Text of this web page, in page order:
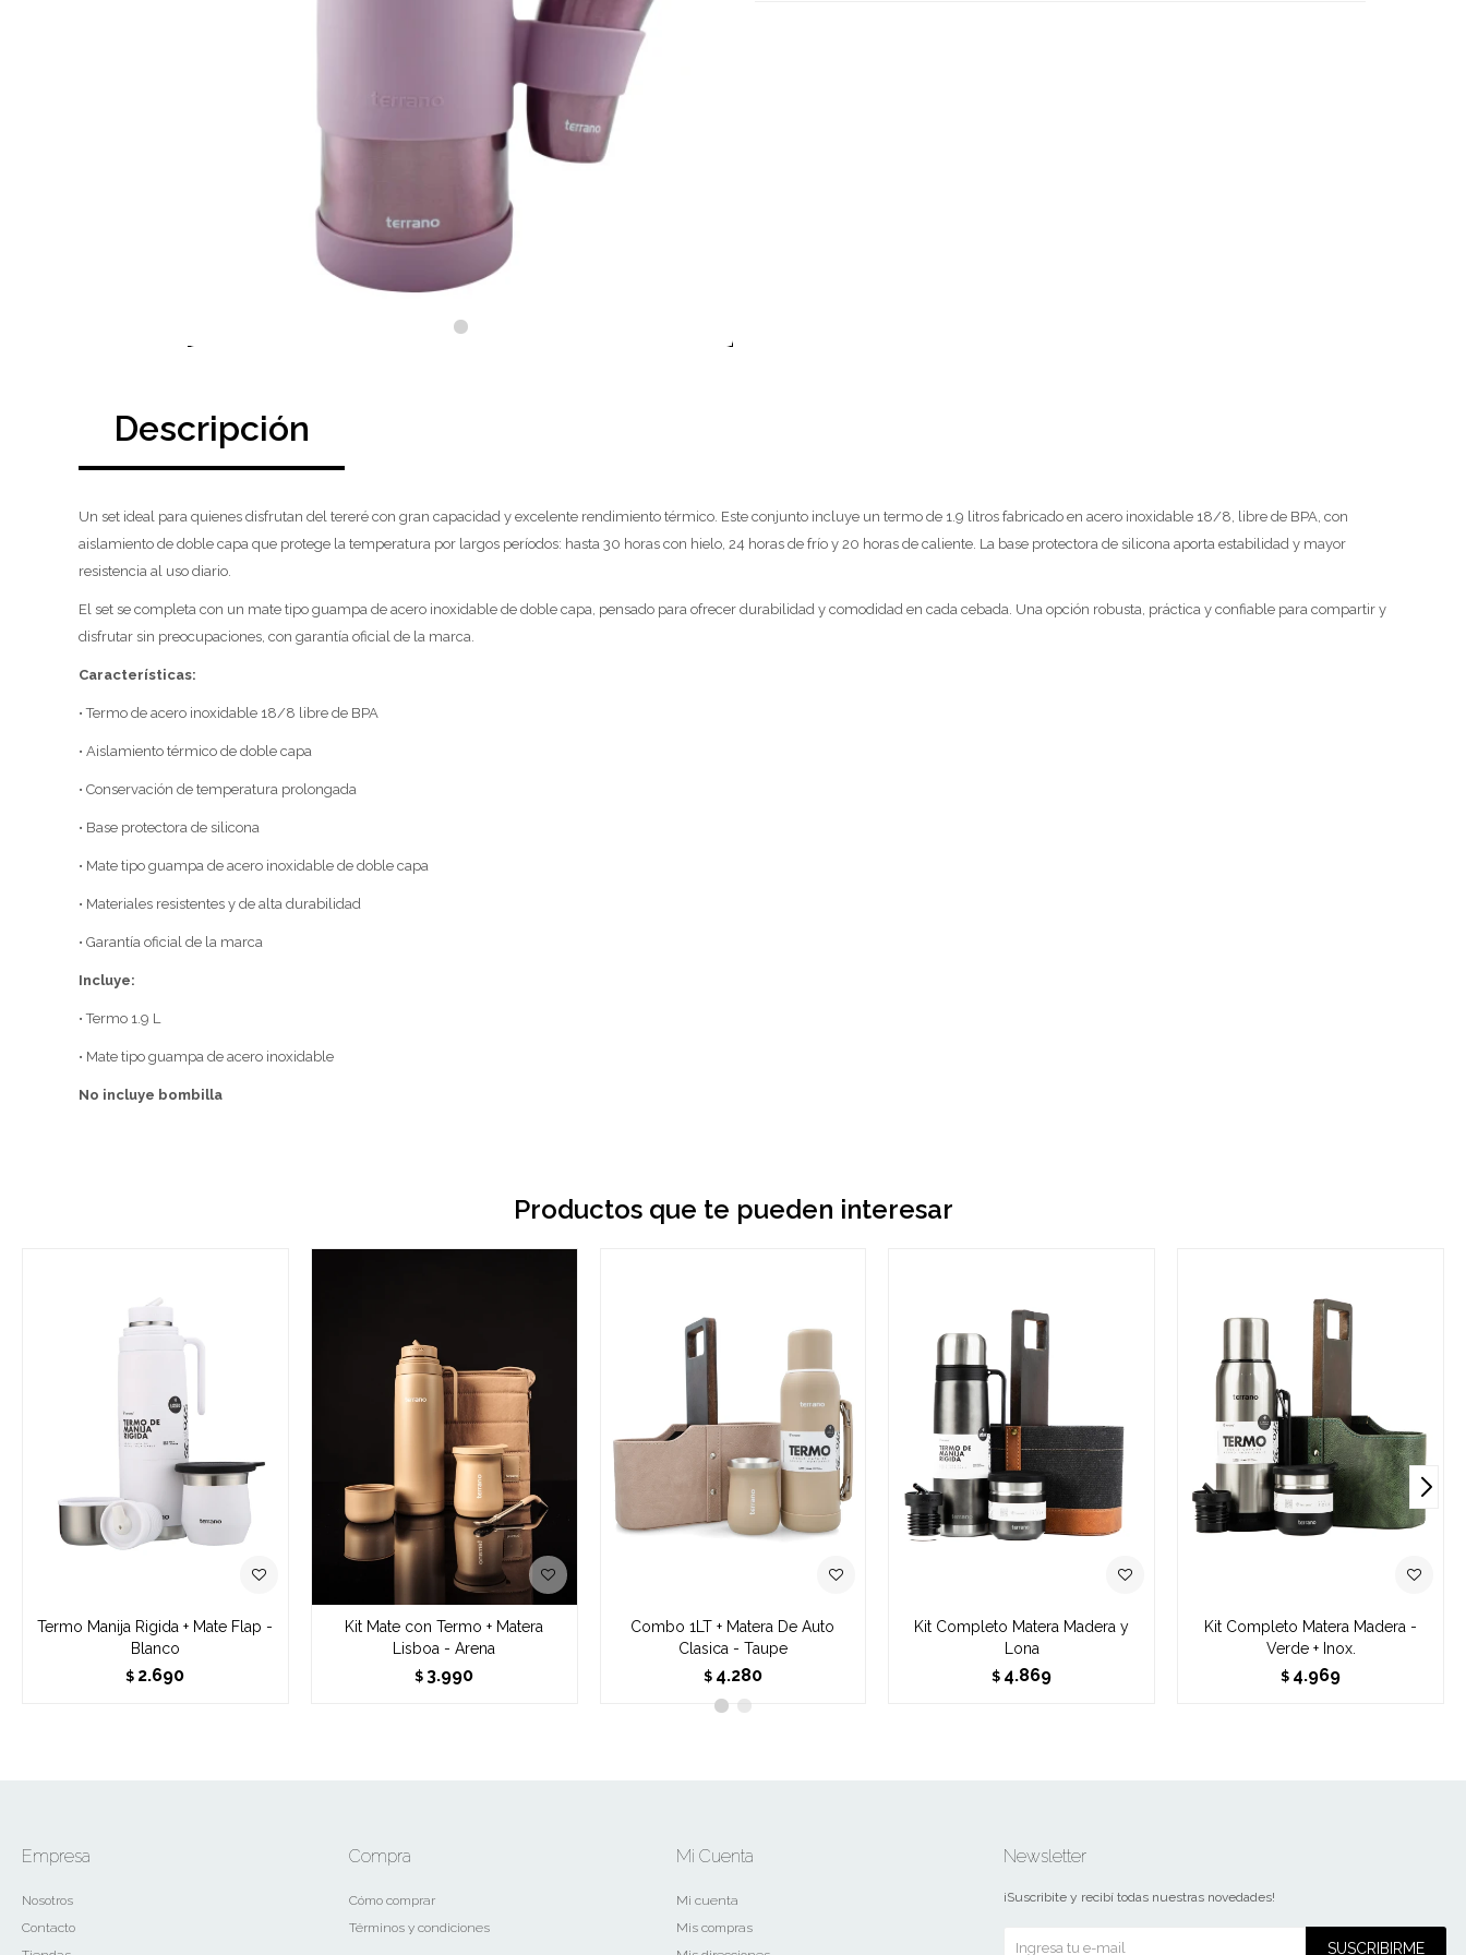
Descripción
Un set ideal para quienes disfrutan del tereré con gran capacidad y excelente rendimiento térmico. Este conjunto incluye un termo de 1.9 litros fabricado en acero inoxidable 18/8, libre de BPA, con
aislamiento de doble capa que protege la temperatura por largos períodos: hasta 30 horas con hielo, 24 horas de frío y 20 horas de caliente. La base protectora de silicona aporta estabilidad y mayor
resistencia al uso diario.
El set se completa con un mate tipo guampa de acero inoxidable de doble capa, pensado para ofrecer durabilidad y comodidad en cada cebada. Una opción robusta, práctica y confiable para compartir y
disfrutar sin preocupaciones, con garantía oficial de la marca.
Características:
• Termo de acero inoxidable 18/8 libre de BPA
• Aislamiento térmico de doble capa
• Conservación de temperatura prolongada
• Base protectora de silicona
• Mate tipo guampa de acero inoxidable de doble capa
• Materiales resistentes y de alta durabilidad
• Garantía oficial de la marca
Incluye:
• Termo 1.9 L
• Mate tipo guampa de acero inoxidable
No incluye bombilla
Productos que te pueden interesar
Termo Manija Rigida + Mate Flap -
Blanco
$ 2.690
Kit Mate con Termo + Matera
Lisboa - Arena
$ 3.990
Combo 1LT + Matera De Auto
Clasica - Taupe
$ 4.280
Kit Completo Matera Madera y
Lona
$ 4.869
Kit Completo Matera Madera -
Verde + Inox.
$ 4.969
Empresa
Nosotros
Contacto
Compra
Cómo comprar
Términos y condiciones
Mi Cuenta
Mi cuenta
Mis compras
Newsletter
¡Suscribite y recibí todas nuestras novedades!
SUSCRIBIRME